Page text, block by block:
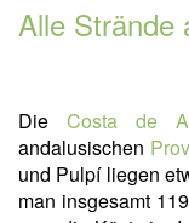
Alle Strände
Die Costa de
andalusischen
und Pulpí liegen
man insgesamt